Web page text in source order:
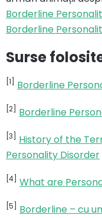
Borderline
Borderline
Surse
[1] Borderline
[2] Borderline
[3]
History of the
Personality Disorder
[4] What are
[5] Borderline – cu